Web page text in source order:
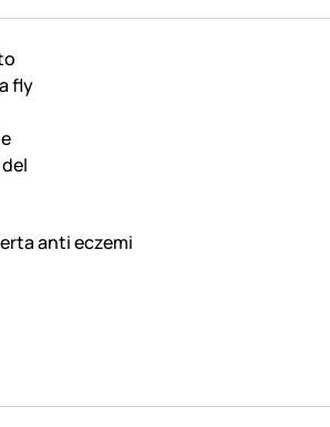
coperta anti eczemi